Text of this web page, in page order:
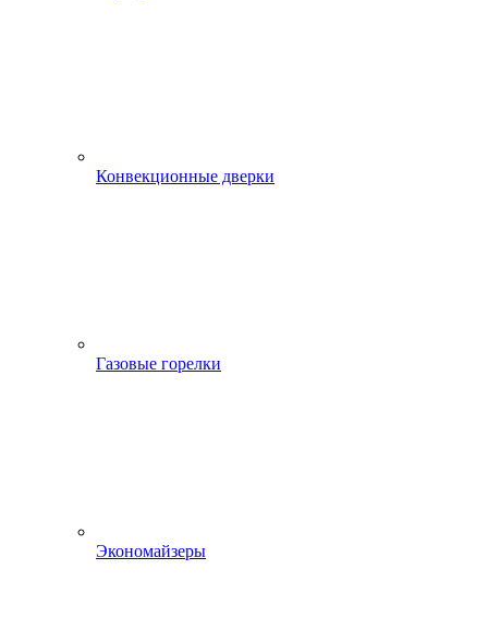
Конвекционные дверки
Газовые горелки
Экономайзеры